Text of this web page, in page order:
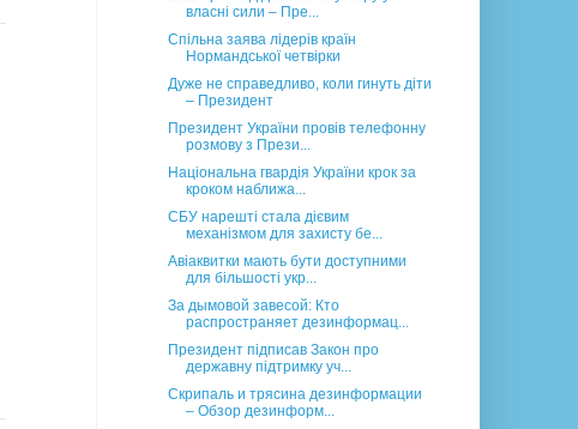
власні сили – Пре...
Спільна заява лідерів країн
Нормандської четвірки
Дуже не справедливо, коли гинуть діти
– Президент
Президент України провів телефонну
розмову з Прези...
Національна гвардія України крок за
кроком наближа...
СБУ нарешті стала дієвим
механізмом для захисту бе...
Авіаквитки мають бути доступними
для більшості укр...
За дымовой завесой: Кто
распространяет дезинформац...
Президент підписав Закон про
державну підтримку уч...
Скрипаль и трясина дезинформации
– Обзор дезинформ...